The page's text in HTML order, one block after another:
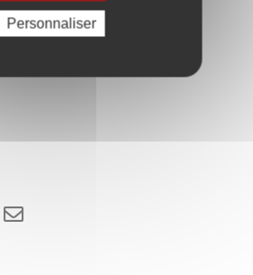
57 : Verdun-Victor Hugo
n°42505)
Personnaliser